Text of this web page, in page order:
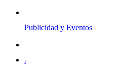
Publicidad y Eventos
.